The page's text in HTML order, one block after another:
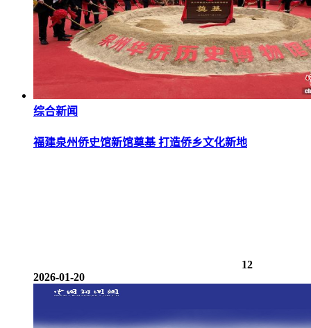
综合新闻
福建泉州侨史馆新馆奠基 打造侨乡文化新地
12
2026-01-20